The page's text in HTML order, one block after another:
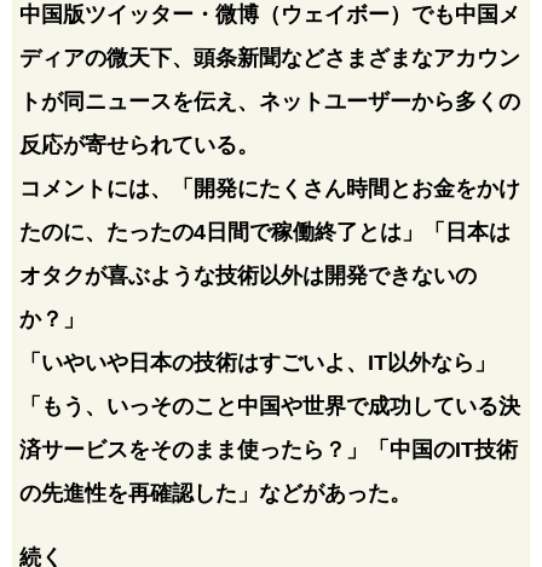
中国版ツイッター・微博（ウェイボー）でも中国メ
ディアの微天下、頭条新聞などさまざまなアカウン
トが同ニュースを伝え、ネットユーザーから多くの
反応が寄せられている。
コメントには、「開発にたくさん時間とお金をかけ
たのに、たったの4日間で稼働終了とは」「日本は
オタクが喜ぶような技術以外は開発できないの
か？」
「いやいや日本の技術はすごいよ、IT以外なら」
「もう、いっそのこと中国や世界で成功している決
済サービスをそのまま使ったら？」「中国のIT技術
の先進性を再確認した」などがあった。
続く